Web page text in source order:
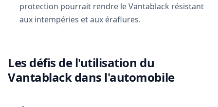
protection pourrait rendre le Vantablack résistant
aux intempéries et aux éraflures.
Les défis de l'utilisation du
Vantablack dans l'automobile